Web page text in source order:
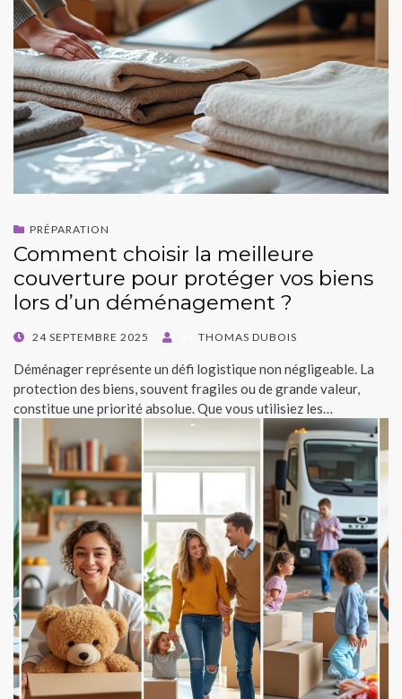
PRÉPARATION
Comment choisir la meilleure
couverture pour protéger vos biens
lors d’un déménagement ?
POSTED
24 SEPTEMBRE 2025 THOMAS DUBOIS
Déménager représente un défi logistique non négligeable. La
protection des biens, souvent fragiles ou de grande valeur,
constitue une priorité absolue. Que vous utilisiez les…